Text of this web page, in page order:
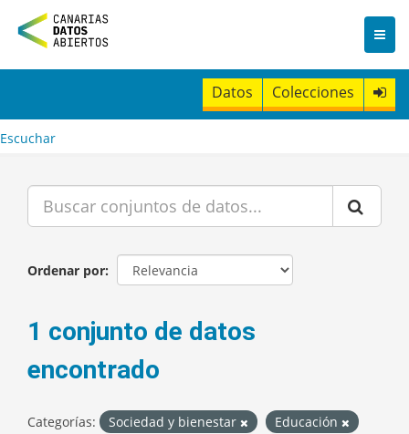
n
t
Datos Colecciones
Escuchar
Ordenar por
1 conjunto de datos
encontrado
Categorías: Sociedad y bienestar
Educación